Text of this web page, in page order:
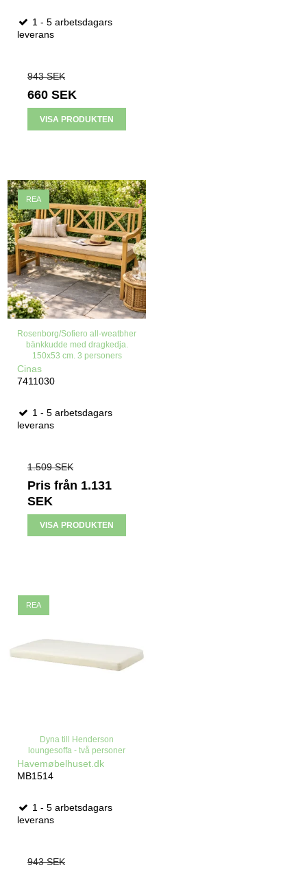
1 - 5 arbetsdagars
leverans
943 SEK
660 SEK
VISA PRODUKTEN
REA
Rosenborg/Sofiero all-weatbher
bänkkudde med dragkedja.
150x53 cm. 3 personers
Cinas
7411030
1 - 5 arbetsdagars
leverans
1.509 SEK
Pris från 1.131
SEK
VISA PRODUKTEN
REA
Dyna till Henderson
loungesoffa - två personer
Havemøbelhuset.dk
MB1514
1 - 5 arbetsdagars
leverans
943 SEK